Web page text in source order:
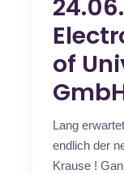
of
Lang
endlich der
Krause !